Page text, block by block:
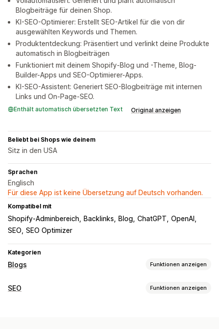
Blogbeiträge für deinen Shop.
KI-SEO-Optimierer: Erstellt SEO-Artikel für die von dir
ausgewählten Keywords und Themen.
Produktentdeckung: Präsentiert und verlinkt deine Produkte
automatisch in Blogbeiträgen
Funktioniert mit deinem Shopify-Blog und -Theme, Blog-
Builder-Apps und SEO-Optimierer-Apps.
KI-SEO-Assistent: Generiert SEO-Blogbeiträge mit internen
Links und On-Page-SEO.
Enthält automatisch übersetzten Text Original anzeigen
Beliebt bei Shops wie deinem
Sitz in den USA
Sprachen
Englisch
Für diese App ist keine Übersetzung auf Deutsch vorhanden.
Kompatibel mit
Shopify-Adminbereich Backlinks Blog ChatGPT OpenAI
SEO SEO Optimizer
Kategorien
Blogs Funktionen anzeigen
Erstellung von Inhalten
SEO Funktionen anzeigen